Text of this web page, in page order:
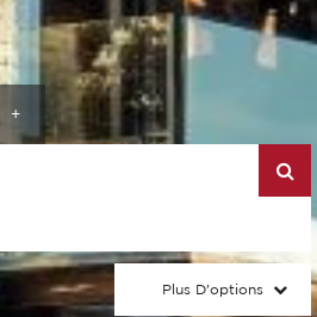
+
Plus D'options